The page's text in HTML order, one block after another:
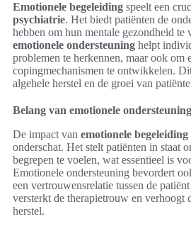
Emotionele begeleiding speelt een
psychiatrie. Het biedt patiënten de
hebben om hun mentale gezondheid te
emotionele ondersteuning helpt
problemen te herkennen, maar ook om
copingmechanismen te ontwikkelen.
algehele herstel en de groei van
Belang van emotionele ondersteuning
De impact van emotionele begeleiding
onderschat. Het stelt patiënten in staat
begrepen te voelen, wat essentieel is
Emotionele ondersteuning bevordert
een vertrouwensrelatie tussen de
versterkt de therapietrouw en verhoogt
herstel.